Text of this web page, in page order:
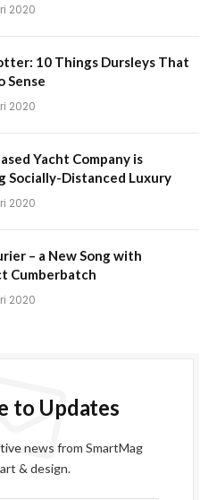
2020
10 Things Dursleys That
Sense
2020
Yacht Company is
Socially-Distanced Luxury
2020
– a New Song with
Cumberbatch
2020
to Updates
news from SmartMag
& design.